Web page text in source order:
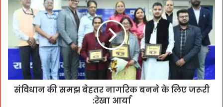
संविधान की समझ बेहतर नागरिक बनने के लिए जरूरी
:रेखा आर्या